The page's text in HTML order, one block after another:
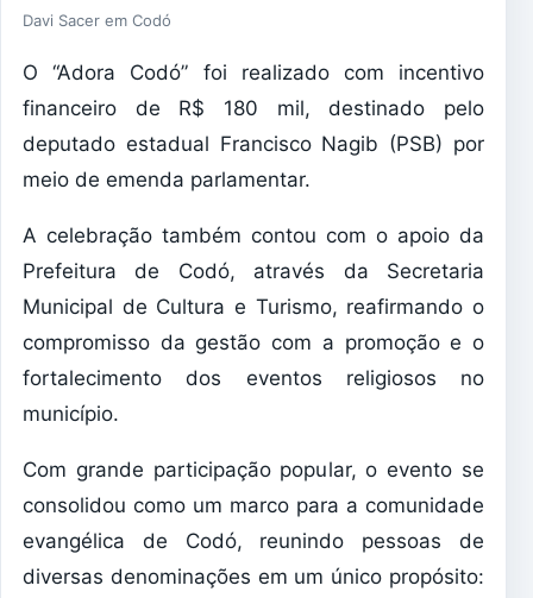
Davi Sacer em Codó
O “Adora Codó” foi realizado com incentivo
financeiro de R$ 180 mil, destinado pelo
deputado estadual Francisco Nagib (PSB) por
meio de emenda parlamentar.
A celebração também contou com o apoio da
Prefeitura de Codó, através da Secretaria
Municipal de Cultura e Turismo, reafirmando o
compromisso da gestão com a promoção e o
fortalecimento dos eventos religiosos no
município.
Com grande participação popular, o evento se
consolidou como um marco para a comunidade
evangélica de Codó, reunindo pessoas de
diversas denominações em um único propósito: